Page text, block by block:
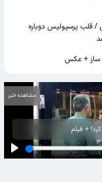
/ قلب پرسپولیس دوباره
ساز + عکس
+ فیلم
مشاهده خبر